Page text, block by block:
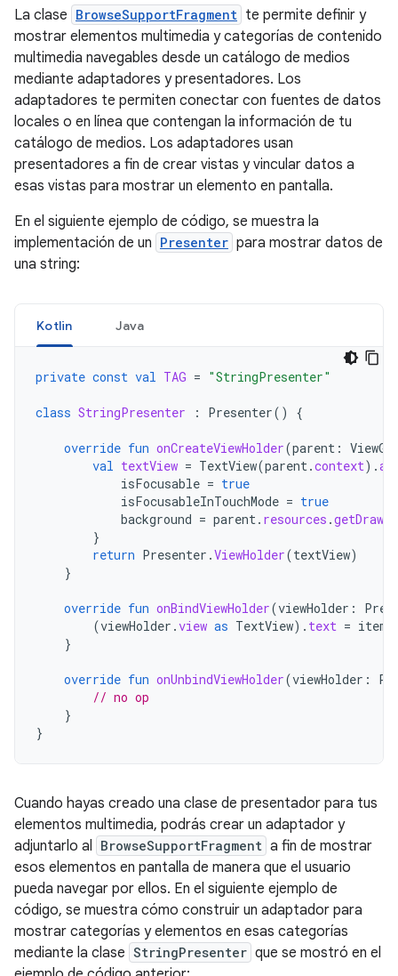
La clase BrowseSupportFragment te permite definir y
mostrar elementos multimedia y categorías de contenido
multimedia navegables desde un catálogo de medios
mediante adaptadores y presentadores. Los
adaptadores te permiten conectar con fuentes de datos
locales o en línea que contengan la información de tu
catálogo de medios. Los adaptadores usan
presentadores a fin de crear vistas y vincular datos a
esas vistas para mostrar un elemento en pantalla.
En el siguiente ejemplo de código, se muestra la
implementación de un Presenter para mostrar datos de
una string:
Kotlin Java
private const val TAG = "StringPresenter"
class StringPresenter : Presenter() {
override fun onCreateViewHolder(parent :
val textView = TextView(parent .context).
isFocusable = true
isFocusableInTouchMode = true
background = parent . resources .
}
return Presenter .ViewHolder(textView)
}
override fun onBindViewHolder(viewHolder :
(viewHolder .view as TextView). text = item
}
override fun onUnbindViewHolder(viewHolder :
// no op
}
}
Cuando hayas creado una clase de presentador para tus
elementos multimedia, podrás crear un adaptador y
adjuntarlo al
BrowseSupportFragment a fin de mostrar
esos elementos en pantalla de manera que el usuario
pueda navegar por ellos. En el siguiente ejemplo de
código, se muestra cómo construir un adaptador para
mostrar categorías y elementos en esas categorías
mediante la clase StringPresenter que se mostró en el